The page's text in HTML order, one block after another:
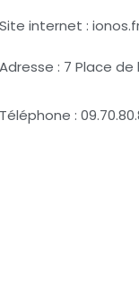
Site internet :
Adresse : 7 Place
Téléphone :